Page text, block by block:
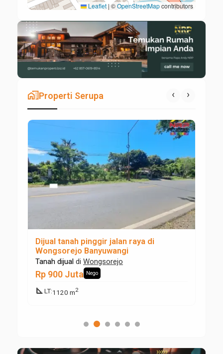
Leaflet | ©OpenStreetMapcontributors
maps_home_workProperti Serupa
Dijual tanah pinggir jalan raya di
Wongsorejo Banyuwangi
Tanah dijual di Wongsorejo
Rp 900 Juta Nego
square_footLT:1120 m2
‹ ›